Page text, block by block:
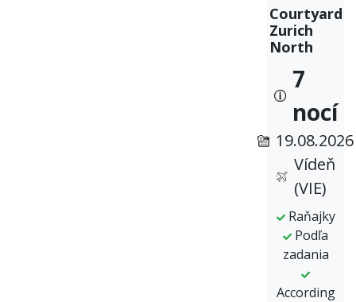
Courtyard
Zurich
North
7
nocí
19.08.2026
Vídeň
(VIE)
Raňajky
Podľa
zadania
According